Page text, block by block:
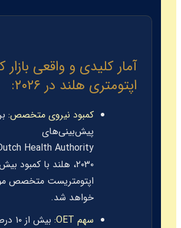
آمار کلیدی و واقعی بازار
اپتومتری هلند در ۲۰۲۶:
کمبود نیروی متخصص:
پیش‌بینی‌های
Health Authority
اپتومتریست متخصص
خواهد شد.
سهم OET:
بیش